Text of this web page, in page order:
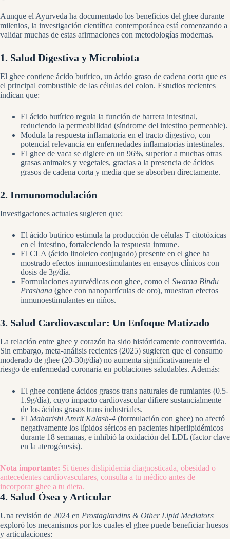
Aunque el Ayurveda ha documentado los beneficios del ghee durante
milenios, la investigación científica contemporánea está comenzando a
validar muchas de estas afirmaciones con metodologías modernas.
1. Salud Digestiva y Microbiota
El ghee contiene ácido butírico, un ácido graso de cadena corta que es
el principal combustible de las células del colon. Estudios recientes
indican que:
El ácido butírico regula la función de barrera intestinal,
reduciendo la permeabilidad (síndrome del intestino permeable).
Modula la respuesta inflamatoria en el tracto digestivo, con
potencial relevancia en enfermedades inflamatorias intestinales.
El ghee de vaca se digiere en un 96%, superior a muchas otras
grasas animales y vegetales, gracias a la presencia de ácidos
grasos de cadena corta y media que se absorben directamente.
2. Inmunomodulación
Investigaciones actuales sugieren que:
El ácido butírico estimula la producción de células T citotóxicas
en el intestino, fortaleciendo la respuesta inmune.
El CLA (ácido linoleico conjugado) presente en el ghee ha
mostrado efectos inmunoestimulantes en ensayos clínicos con
dosis de 3g/día.
Formulaciones ayurvédicas con ghee, como el Swarna Bindu
Prashana (ghee con nanopartículas de oro), muestran efectos
inmunoestimulantes en niños.
3. Salud Cardiovascular: Un Enfoque Matizado
La relación entre ghee y corazón ha sido históricamente controvertida.
Sin embargo, meta-análisis recientes (2025) sugieren que el consumo
moderado de ghee (20-30g/día) no aumenta significativamente el
riesgo de enfermedad coronaria en poblaciones saludables. Además:
El ghee contiene ácidos grasos trans naturales de rumiantes (0.5-
1.9g/día), cuyo impacto cardiovascular difiere sustancialmente
de los ácidos grasos trans industriales.
El Maharishi Amrit Kalash-4 (formulación con ghee) no afectó
negativamente los lípidos séricos en pacientes hiperlipidémicos
durante 18 semanas, e inhibió la oxidación del LDL (factor clave
en la aterogénesis).
Nota importante: Si tienes dislipidemia diagnosticada, obesidad o
antecedentes cardiovasculares, consulta a tu médico antes de
incorporar ghee a tu dieta.
4. Salud Ósea y Articular
Una revisión de 2024 en Prostaglandins & Other Lipid Mediators
exploró los mecanismos por los cuales el ghee puede beneficiar huesos
y articulaciones: